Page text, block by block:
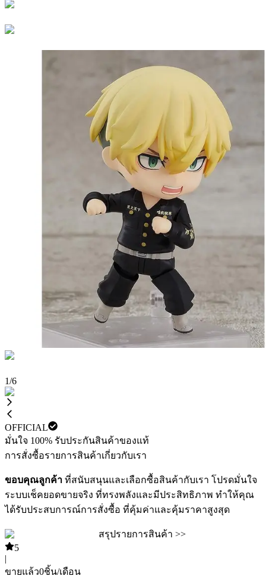
1/6
OFFICIAL
มั่นใจ 100% รับประกันสินค้าของแท้
การสั่งซื้อรายการสินค้าเกี่ยวกับเรา
ขอบคุณลูกค้า ที่สนับสนุนและเลือกซื้อสินค้ากับเรา โปรดมั่นใจ
ระบบเช็คยอดขายจริง ที่ทรงพลังและมีประสิทธิภาพ ทำให้คุณ
ได้รับประสบการณ์การสั่งซื้อ ที่คุ้มค่าและคุ้มราคาสูงสุด
สรุปรายการสินค้า >>
5
|
ขายแล้ว0ชิ้น/เดือน